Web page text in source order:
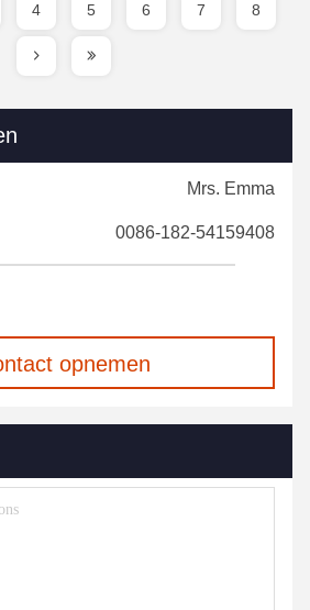
4 5 6 7 8
Mrs. Emma
0086-182-54159408
opnemen